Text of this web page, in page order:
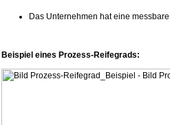
Das Unternehmen hat eine
Beispiel eines Prozess-Reifegrads: